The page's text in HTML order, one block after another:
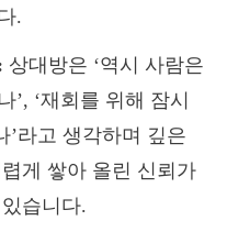
.
상대방은 ‘역시 사람은
’, ‘재회를 위해 잠시
’라고 생각하며 깊은
게 쌓아 올린 신뢰가
습니다.